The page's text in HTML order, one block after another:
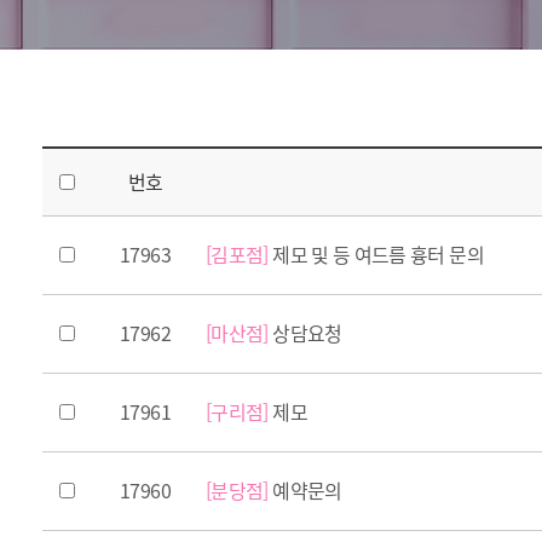
번호
17963 [김포점] 제모 및 등 여드름 흉터 문의
17962 [마산점] 상담요청
17961 [구리점] 제모
17960 [분당점] 예약문의